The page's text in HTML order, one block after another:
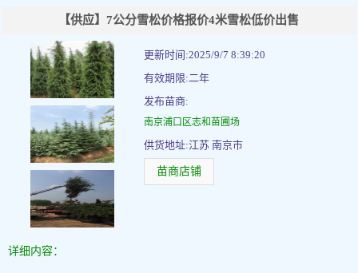
【供应】7公分雪松价格报价4米雪松低价出售
更新时间:2025/9/7 8:39:20
有效期限:二年
发布苗商:
南京浦口区志和苗圃场
供货地址:江苏 南京市
苗商店铺
详细内容：